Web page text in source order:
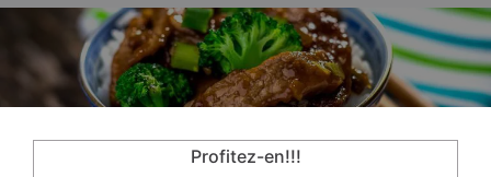
Profitez-en!!!